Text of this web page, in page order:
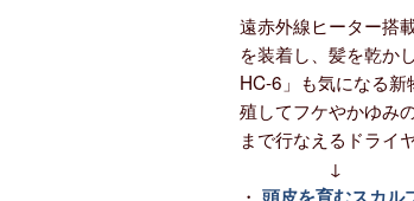
遠赤外線ヒーター搭
を装着し、髪を乾か
HC-6」も気になる
殖してフケやかゆみ
まで行なえるドライ
↓
・